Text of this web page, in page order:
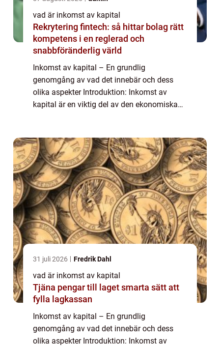
vad är inkomst av kapital
Rekrytering fintech: så hittar bolag rätt
kompetens i en reglerad och
snabbföränderlig värld
Inkomst av kapital – En grundlig
genomgång av vad det innebär och dess
olika aspekter Introduktion: Inkomst av
kapital är en viktig del av den ekonomiska
kommer vi a...
31 juli 2026 Fredrik Dahl
vad är inkomst av kapital
Tjäna pengar till laget smarta sätt att
fylla lagkassan
Inkomst av kapital – En grundlig
genomgång av vad det innebär och dess
olika aspekter Introduktion: Inkomst av